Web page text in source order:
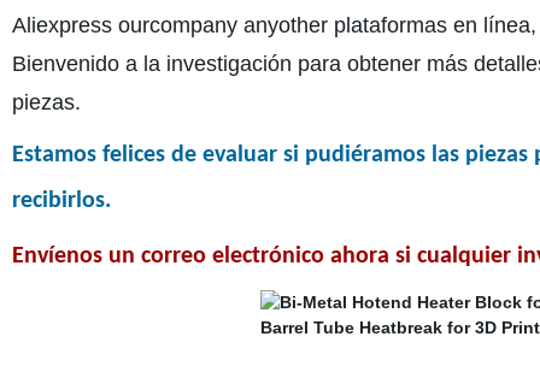
Aliexpress ourcompany anyother plataformas en
Bienvenido a la investigación para obtener más
piezas.
Estamos felices de evaluar si pudiéramos las
recibirlos.
Envíenos un correo electrónico ahora si cualquier